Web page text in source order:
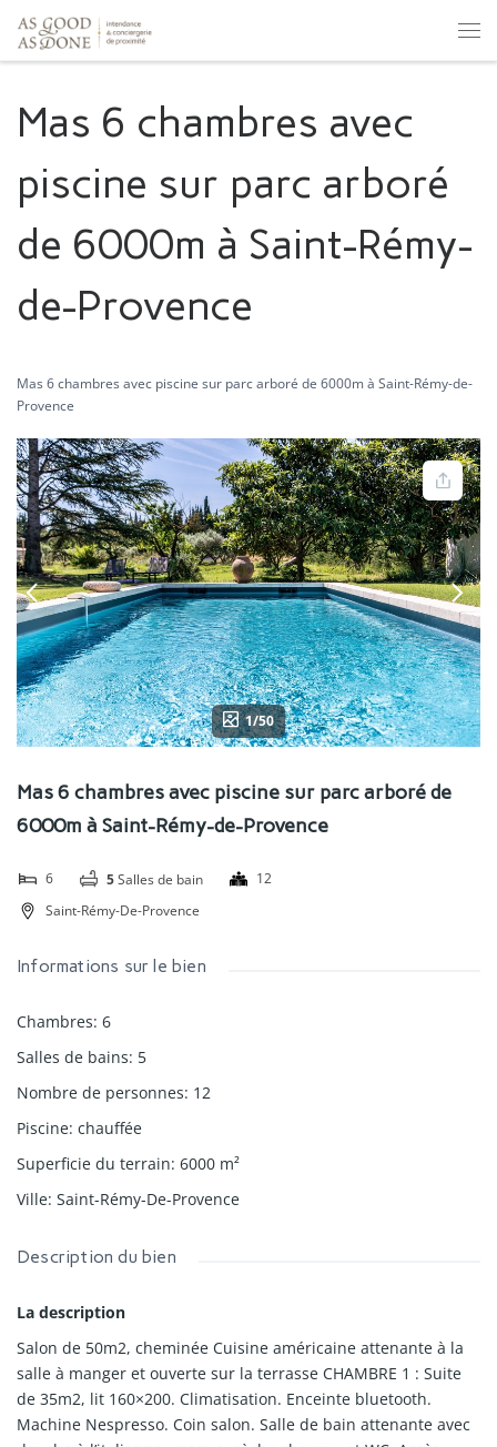
Skip to content
Mas 6 chambres avec
piscine sur parc arboré
de 6000m à Saint-Rémy-
de-Provence
Mas 6 chambres avec piscine sur parc arboré de 6000m à Saint-Rémy-de-
Provence
1/50
Mas 6 chambres avec piscine sur parc arboré de
6000m à Saint-Rémy-de-Provence
6 5Salles de bain
12
Saint-Rémy-De-Provence
Informations sur le bien
Chambres: 6
Salles de bains: 5
Nombre de personnes: 12
Piscine: chauffée
Superficie du terrain: 6000 m²
Ville: Saint-Rémy-De-Provence
Description du bien
La description
Salon de 50m2, cheminée Cuisine américaine attenante à la
salle à manger et ouverte sur la terrasse CHAMBRE 1 : Suite
de 35m2, lit 160×200. Climatisation. Enceinte bluetooth.
Machine Nespresso. Coin salon. Salle de bain attenante avec